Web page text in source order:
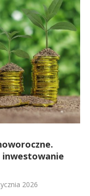
inwestowanie
2026